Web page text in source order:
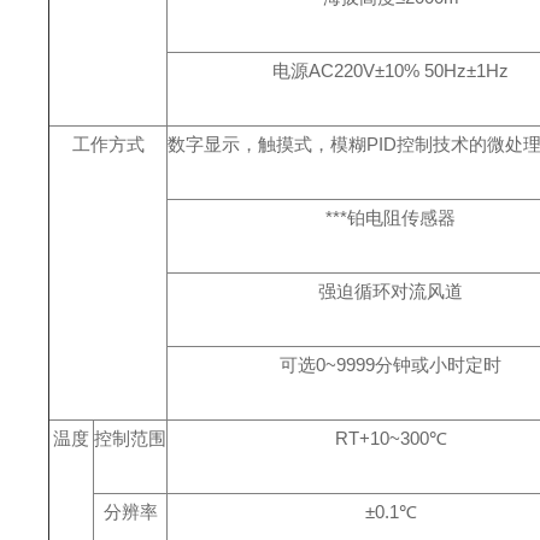
电源AC220V±10% 50Hz±1Hz
工作方式 数字显示，触摸式，模糊PID控制技术的微处
***铂电阻传感器
强迫循环对流风道
可选0~9999分钟或小时定时
温度 控制范围 RT+10~300℃
分辨率 ±0.1℃